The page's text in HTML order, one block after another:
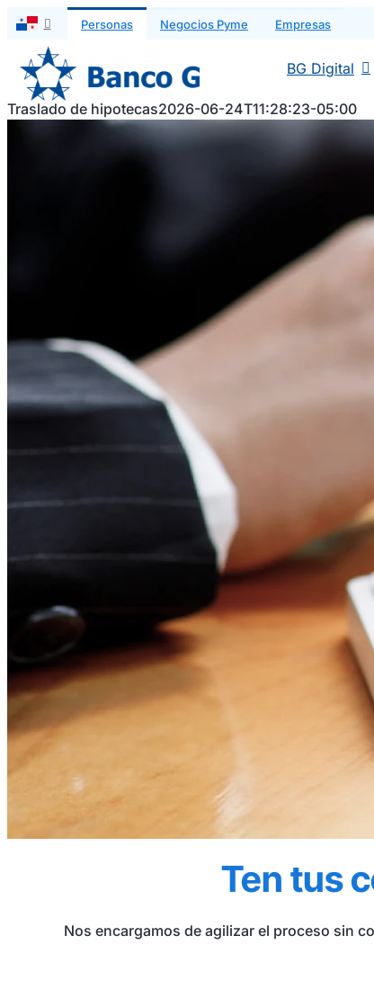
Saltar
contenido
Personas Negocios Pyme Empresas
BG Digital
Traslado de hipotecas2026-06-24T11:28:23-05:00
Ten tus
Nos encargamos de agilizar el proceso sin